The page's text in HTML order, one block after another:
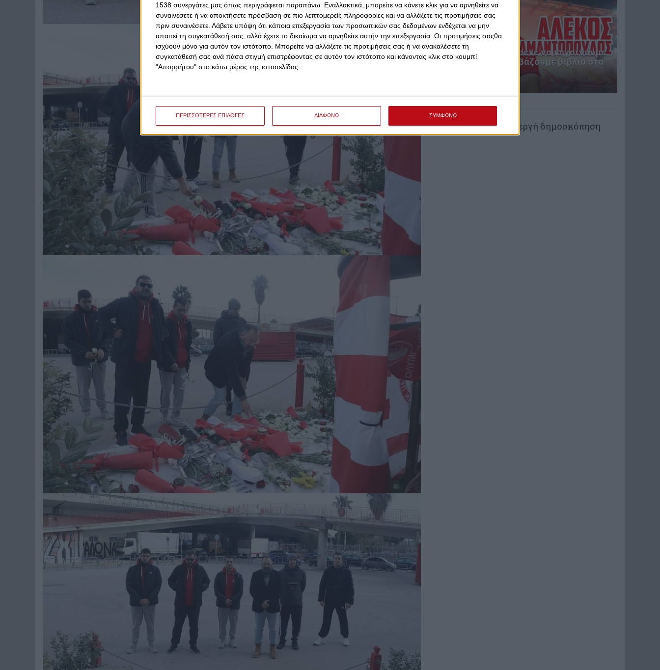
1538 συνεργάτες μας όπως περιγράφεται παραπάνω. Εναλλακτικά, μπορείτε να κάνετε κλικ για να αρνηθείτε να
συναινέσετε ή να αποκτήσετε πρόσβαση σε πιο λεπτομερείς πληροφορίες και να αλλάξετε τις προτιμήσεις σας
πριν συναινέσετε. Λάβετε υπόψη ότι κάποια επεξεργασία των προσωπικών σας δεδομένων ενδέχεται να μην
απαιτεί τη συγκατάθεσή σας, αλλά έχετε το δικαίωμα να αρνηθείτε αυτήν την επεξεργασία. Οι προτιμήσεις σαςθα
ισχύουν μόνο για αυτόν τον ιστότοπο. Μπορείτε να αλλάξετε τις προτιμήσεις σας ή να ανακαλέσετε τη
συγκατάθεσή σας ανά πάσα στιγμή επιστρέφοντας σε αυτόν τον ιστότοπο και κάνοντας κλικ στο κουμπί
"Απορρήτου" στο κάτω μέρος της ιστοσελίδας.
ΠΕΡΙΣΣΟΤΕΡΕΣ ΕΠΙΛΟΓΕΣ ΔΙΑΦΩΝΩ ΣΥΜΦΩΝΩ
Μην μας καταντήσετε να πηγαίνουμε
γήπεδο και να διαβάζουμε βιβλία στα
Δεν υπάρχει ενεργή δημοσκόπηση